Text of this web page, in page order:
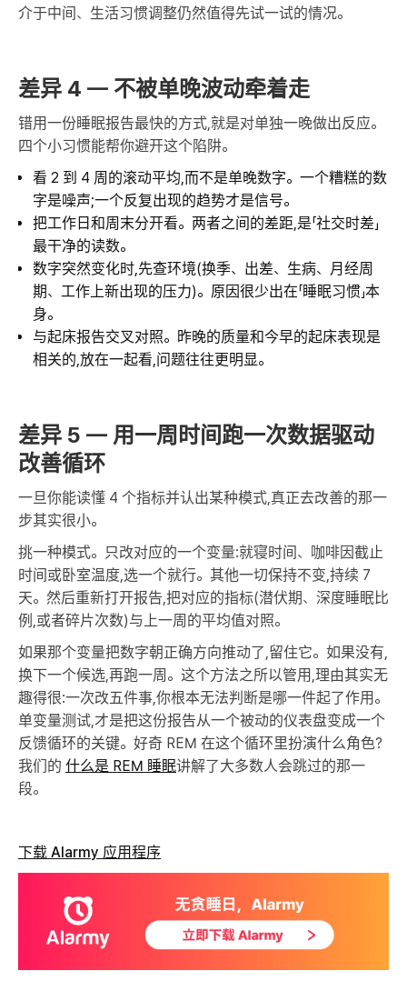
介于中间、生活习惯调整仍然值得先试一试的情况。
差异 4 — 不被单晚波动牵着走
错用一份睡眠报告最快的方式,就是对单独一晚做出反应。
四个小习惯能帮你避开这个陷阱。
看 2 到 4 周的滚动平均,而不是单晚数字。一个糟糕的数
字是噪声;一个反复出现的趋势才是信号。
把工作日和周末分开看。两者之间的差距,是「社交时差」
最干净的读数。
数字突然变化时,先查环境(换季、出差、生病、月经周
期、工作上新出现的压力)。原因很少出在「睡眠习惯」本
身。
与起床报告交叉对照。昨晚的质量和今早的起床表现是
相关的,放在一起看,问题往往更明显。
差异 5 — 用一周时间跑一次数据驱动
改善循环
一旦你能读懂 4 个指标并认出某种模式,真正去改善的那一
步其实很小。
挑一种模式。只改对应的一个变量:就寝时间、咖啡因截止
时间或卧室温度,选一个就行。其他一切保持不变,持续 7
天。然后重新打开报告,把对应的指标(潜伏期、深度睡眠比
例,或者碎片次数)与上一周的平均值对照。
如果那个变量把数字朝正确方向推动了,留住它。如果没有,
换下一个候选,再跑一周。这个方法之所以管用,理由其实无
趣得很:一次改五件事,你根本无法判断是哪一件起了作用。
单变量测试,才是把这份报告从一个被动的仪表盘变成一个
反馈循环的关键。好奇 REM 在这个循环里扮演什么角色?
我们的 什么是 REM 睡眠讲解了大多数人会跳过的那一
段。
下载 Alarmy 应用程序